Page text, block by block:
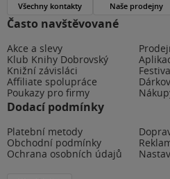
Často navštěvované
Akce a slevy
Klub Knihy Dobrovský
Knižní závisláci
Affiliate spolupráce
Poukazy pro firmy
Dodací podmínky
Platební metody
Obchodní podmínky
Ochrana osobních údajů
Všechny kontakty Naše prodejny